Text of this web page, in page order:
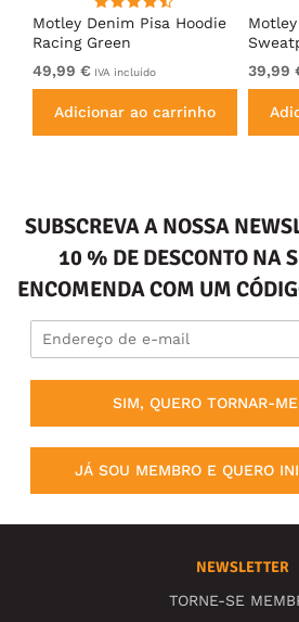
Motley Denim Pisa Hoodie
Racing Green
49,99 € IVA incluído
Adicionar ao carrinho
39,99
SUBSCREVA A NOSSA
10 % DE DESCONTO NA
ENCOMENDA COM UM
SIM, QUERO TORNAR-
JÁ SOU MEMBRO E QUERO
NEWSLETTER
TORNE-SE